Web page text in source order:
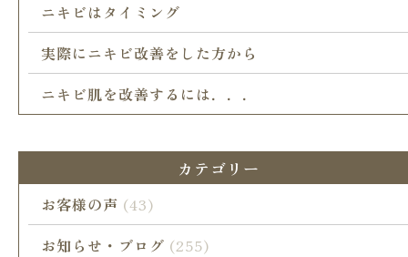
ニキビはタイミング
実際にニキビ改善をした方から
ニキビ肌を改善するには．．．
カテゴリー
お客様の声 (43)
お知らせ・ブログ (255)